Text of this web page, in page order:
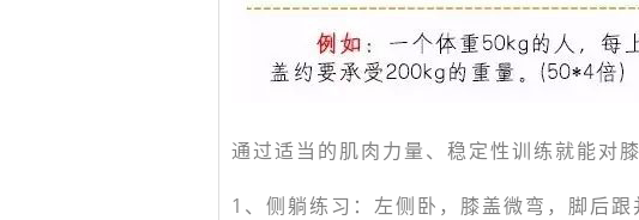
通过适当的肌肉力量、稳定性训练就能对
1、侧躺练习：左侧卧，膝盖微弯，脚后